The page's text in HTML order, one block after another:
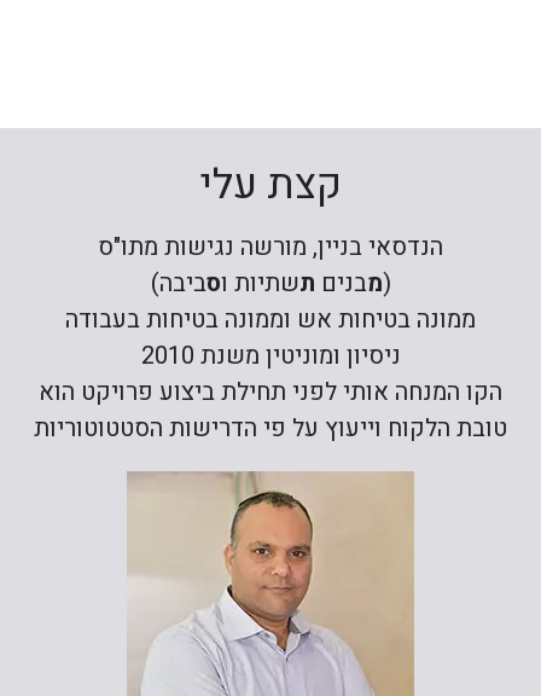
קצת עלי
הנדסאי בניין, מורשה נגישות מתו"ס
(מבנים תשתיות וסביבה)
ממונה בטיחות אש וממונה בטיחות בעבודה
ניסיון ומוניטין משנת 2010
הקו המנחה אותי לפני תחילת ביצוע פרויקט הוא
טובת הלקוח וייעוץ על פי הדרישות הסטטוטוריות